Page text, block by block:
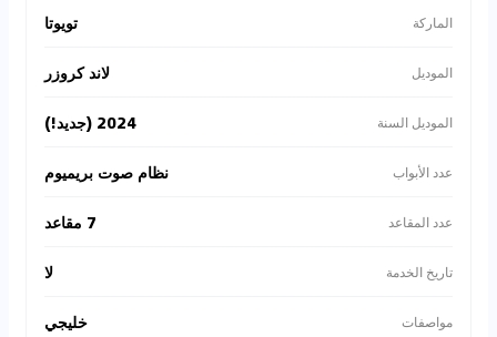
الماركة تويوتا
الموديل لاند كروزر
الموديل السنة 2024 (جديد!)
عدد الأبواب نظام صوت بريميوم
عدد المقاعد 7 مقاعد
تاريخ الخدمة لا
مواصفات خليجي